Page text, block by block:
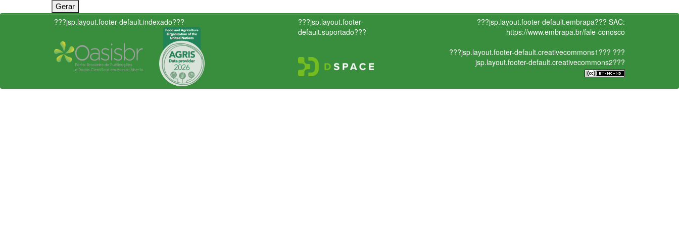
???jsp.layout.footer-default.indexado???
???jsp.layout.footer-
default.suportado???
???jsp.layout.footer-default.embrapa??? SAC:
https://www.embrapa.br/fale-conosco
???jsp.layout.footer-default.creativecommons1??? ???
jsp.layout.footer-default.creativecommons2???